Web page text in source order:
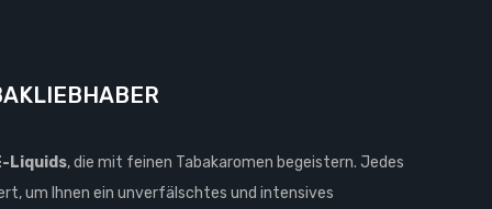
Liquids, die mit feinen Tabakaromen begeistern. Jedes
um Ihnen ein unverfälschtes und intensives